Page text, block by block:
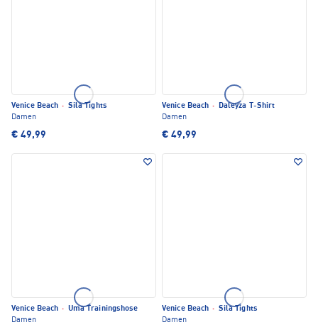
Venice Beach · Sila Tights
Damen
€ 49,99
Venice Beach ·
Daleyza T-Shirt
Damen
€ 49,99
Venice Beach · Uma Trainingshose
Damen
Venice Beach · Sila Tights
Damen